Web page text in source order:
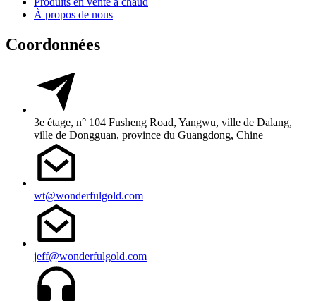
À propos de nous
Coordonnées
3e étage, n° 104 Fusheng Road, Yangwu, ville de Dalang,
ville de Dongguan, province du Guangdong, Chine
wt@wonderfulgold.com
jeff@wonderfulgold.com